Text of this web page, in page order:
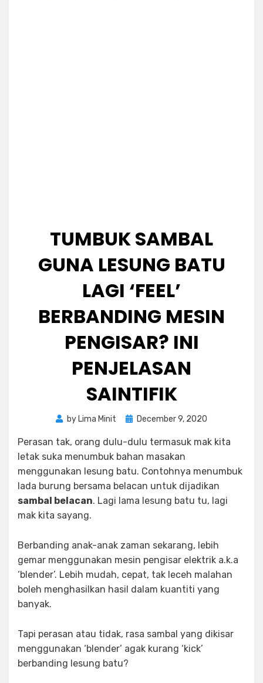
TUMBUK SAMBAL
GUNA LESUNG BATU
LAGI ‘FEEL’
BERBANDING MESIN
PENGISAR? INI
PENJELASAN
SAINTIFIK
by Lima Minit
PostedDecember 9, 2020
Perasan tak, orang dulu-dulu termasuk mak kita
letak suka menumbuk bahan masakan
menggunakan lesung batu. Contohnya menumbuk
lada burung bersama belacan untuk dijadikan
sambal belacan. Lagi lama lesung batu tu, lagi
mak kita sayang.
Berbanding anak-anak zaman sekarang, lebih
gemar menggunakan mesin pengisar elektrik a.k.a
‘blender’. Lebih mudah, cepat, tak leceh malahan
boleh menghasilkan hasil dalam kuantiti yang
banyak.
Tapi perasan atau tidak, rasa sambal yang dikisar
menggunakan ‘blender’ agak kurang ‘kick’
berbanding lesung batu?